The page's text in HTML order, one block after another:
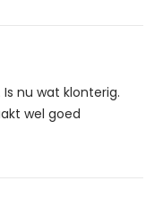
nu wat klonterig.
wel goed